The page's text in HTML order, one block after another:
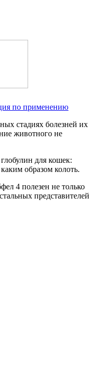
по применению
стадиях болезней их
животного не
для кошек:
образом колоть.
4 полезен не только
представителей